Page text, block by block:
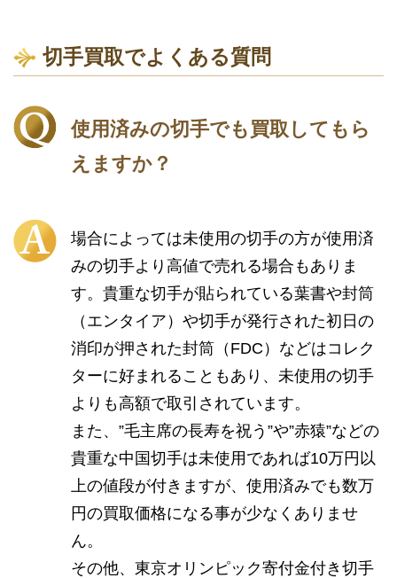
切手買取でよくある質問
使用済みの切手でも買取してもら
えますか？
場合によっては未使用の切手の方が使用済
みの切手より高値で売れる場合もありま
す。貴重な切手が貼られている葉書や封筒
（エンタイア）や切手が発行された初日の
消印が押された封筒（FDC）などはコレク
ターに好まれることもあり、未使用の切手
よりも高額で取引されています。
また、”毛主席の長寿を祝う”や”赤猿”などの
貴重な中国切手は未使用であれば10万円以
上の値段が付きますが、使用済みでも数万
円の買取価格になる事が少なくありませ
ん。
その他、東京オリンピック寄付金付き切手